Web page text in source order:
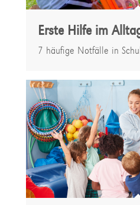
Erste Hilfe im
7 häufige Notfälle in